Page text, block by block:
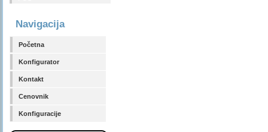
Navigacija
Početna
Konfigurator
Kontakt
Cenovnik
Konfiguracije